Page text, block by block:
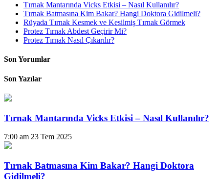
Tırnak Mantarında Vicks Etkisi – Nasıl Kullanılır?
Tırnak Batmasına Kim Bakar? Hangi Doktora Gidilmeli?
Rüyada Tırnak Kesmek ve Kesilmiş Tırnak Görmek
Protez Tırnak Abdest Geçirir Mi?
Protez Tırnak Nasıl Çıkarılır?
Son Yorumlar
Son Yazılar
Tırnak Mantarında Vicks Etkisi – Nasıl Kullanılır?
7:00 am 23 Tem 2025
Tırnak Batmasına Kim Bakar? Hangi Doktora
Gidilmeli?